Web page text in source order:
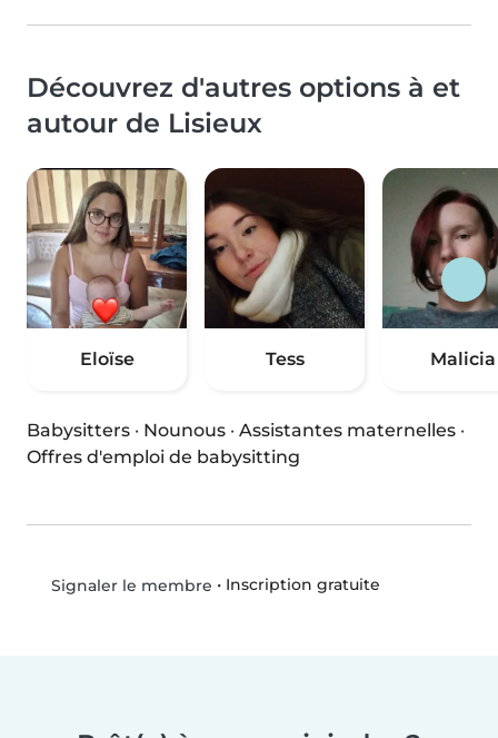
Découvrez d'autres options à et
autour de Lisieux
Eloïse Tess Malicia
Babysitters · Nounous · Assistantes maternelles ·
Offres d'emploi de babysitting
Signaler le membre • Inscription gratuite